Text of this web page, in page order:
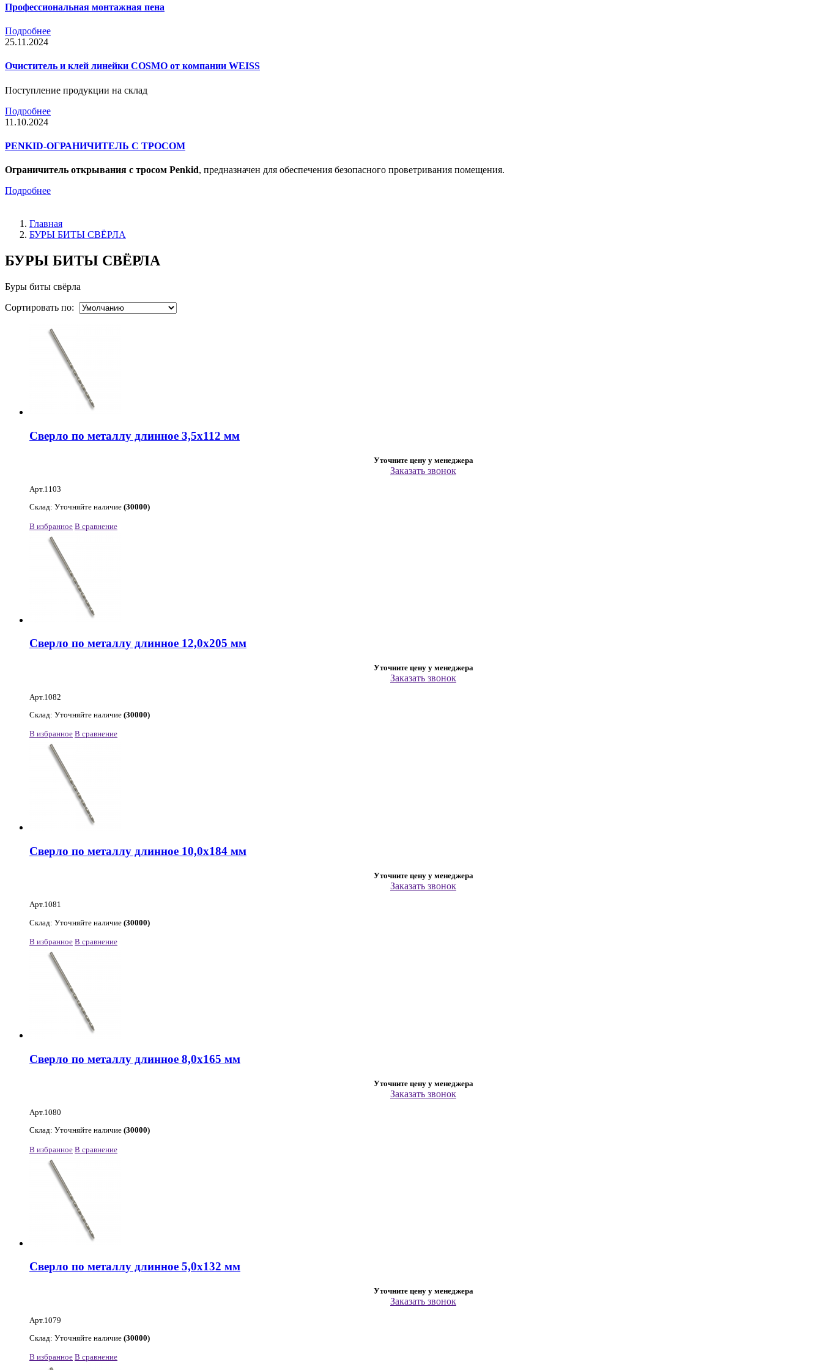
Профессиональная монтажная пена
Подробнее
25.11.2024
Очиститель и клей линейки COSMO от компании WEISS
Поступление продукции на склад
Подробнее
11.10.2024
PENKID-ОГРАНИЧИТЕЛЬ С ТРОСОМ
Ограничитель открывания с тросом Penkid, предназначен для обеспечения безопасного проветривания помещения.
Подробнее
Главная
БУРЫ БИТЫ СВЁРЛА
БУРЫ БИТЫ СВЁРЛА
Буры биты свёрла
Сортировать по:
Сверло по металлу длинное 3,5х112 мм
Уточните цену у менеджера
Заказать звонок
Арт.1103
Склад: Уточняйте наличие (30000)
В избранное В сравнение
Сверло по металлу длинное 12,0х205 мм
Уточните цену у менеджера
Заказать звонок
Арт.1082
Склад: Уточняйте наличие (30000)
В избранное В сравнение
Сверло по металлу длинное 10,0х184 мм
Уточните цену у менеджера
Заказать звонок
Арт.1081
Склад: Уточняйте наличие (30000)
В избранное В сравнение
Сверло по металлу длинное 8,0х165 мм
Уточните цену у менеджера
Заказать звонок
Арт.1080
Склад: Уточняйте наличие (30000)
В избранное В сравнение
Сверло по металлу длинное 5,0х132 мм
Уточните цену у менеджера
Заказать звонок
Арт.1079
Склад: Уточняйте наличие (30000)
В избранное В сравнение